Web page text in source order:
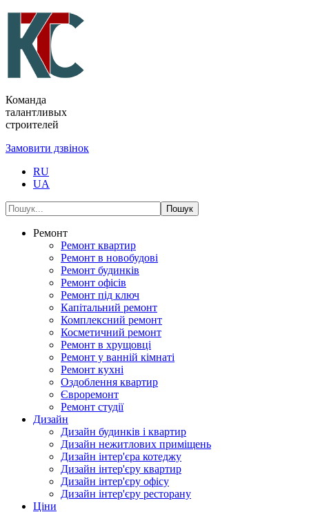
Команда
талантливых
строителей
Замовити дзвінок
RU
UA
Пошук
Ремонт
Ремонт квартир
Ремонт в новобудові
Ремонт будинків
Ремонт офісів
Ремонт під ключ
Капітальний ремонт
Комплексний ремонт
Косметичний ремонт
Ремонт в хрущовці
Ремонт у ванній кімнаті
Ремонт кухні
Оздоблення квартир
Євроремонт
Ремонт студії
Дизайн
Дизайн будинків і квартир
Дизайн нежитлових приміщень
Дизайн інтер'єра котеджу
Дизайн інтер'єру квартир
Дизайн інтер'єру офісу
Дизайн інтер'єру ресторану
Ціни